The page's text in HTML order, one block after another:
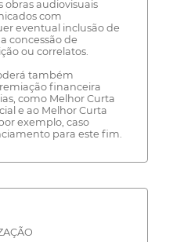
obras audiovisuais
com
eventual inclusão de
concessão de
ou correlatos.
também
financeira
como Melhor Curta
e ao Melhor Curta
exemplo, caso
para este fim.